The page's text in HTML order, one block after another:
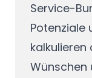
Service-
Potenziale
Wünschen